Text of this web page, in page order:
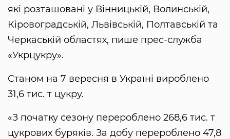
які розташовані у Вінницькій, Волинській,
Кіровоградській, Львівській, Полтавській та
Черкаській областях, пише прес-служба
«Укрцукру».
Станом на 7 вересня в Україні вироблено
31,6 тис. т цукру.
«З початку сезону перероблено 268,6 тис. т
цукрових буряків. За добу перероблено 47,8